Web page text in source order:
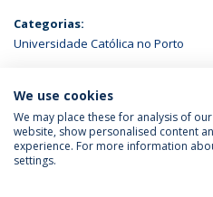
Categorias:
Universidade Católica no Porto
ÚLTIMAS NOTÍCIAS
Política de Privacidade
We use cookies
We may place these for analysis of
website, show personalised content
experience. For more information
settings.